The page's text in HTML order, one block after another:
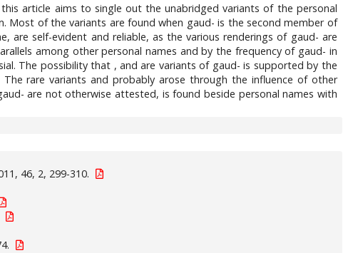
article aims to single out the unabridged variants of the personal
Most of the variants are found when gaud- is the second member of
are self-evident and reliable, as the various renderings of gaud- are
among other personal names and by the frequency of gaud- in
The possibility that , andare variants of gaud- is supported by the
The rare variantsandprobably arose through the influence of other
are not otherwise attested, is found beside personal names with
46, 2, 299-310.